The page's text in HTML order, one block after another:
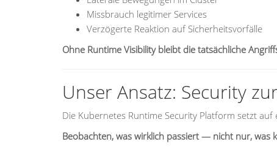
Missbrauch legitimer Services
Verzögerte Reaktion auf Sicherheitsvorfälle
Ohne Runtime Visibility bleibt die tatsächliche
Unser Ansatz: Security
Die Kubernetes Runtime Security Platform setzt auf
Beobachten, was wirklich passiert — nicht nur, was